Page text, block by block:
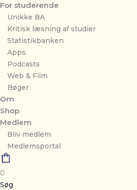
For studerende
Unikke BA
Kritisk læsning af studier
Statistikbanken
Apps
Podcasts
Web & Film
Bøger
Om
Shop
Medlem
Bliv medlem
Medlemsportal
0
Søg